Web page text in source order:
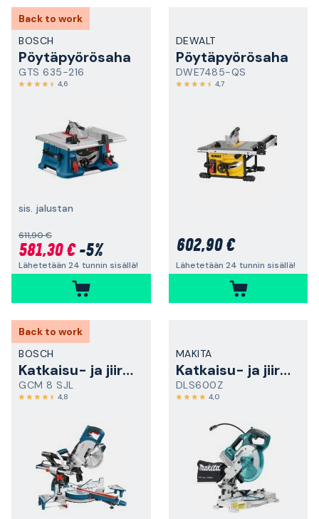
Back to work
BOSCH
Pöytäpyörösaha
GTS 635-216
4,6
sis. jalustan
611,90 €
581,30 €-5%
Lähetetään 24 tunnin sisällä!
DEWALT
Pöytäpyörösaha
DWE7485-QS
4,7
602,90 €
Lähetetään 24 tunnin sisällä!
Back to work
BOSCH
Katkaisu- ja jiirisaha
GCM 8 SJL
4,8
MAKITA
Katkaisu- ja jiirisaha
DLS600Z
4,0